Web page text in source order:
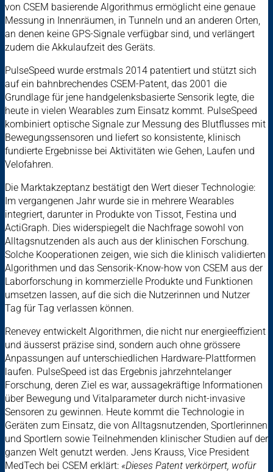
von CSEM basierende Algorithmus ermöglicht eine genaue
Messung in Innenräumen, in Tunneln und an anderen Orten,
an denen keine GPS-Signale verfügbar sind, und verlängert
zudem die Akkulaufzeit des Geräts.
PulseSpeed wurde erstmals 2014 patentiert und stützt sich
auf ein bahnbrechendes CSEM-Patent, das 2001 die
Grundlage für jene handgelenksbasierte Sensorik legte, die
heute in vielen Wearables zum Einsatz kommt. PulseSpeed
kombiniert optische Signale zur Messung des Blutflusses mit
Bewegungssensoren und liefert so konsistente, klinisch
fundierte Ergebnisse bei Aktivitäten wie Gehen, Laufen und
Velofahren.
Die Marktakzeptanz bestätigt den Wert dieser Technologie:
Im vergangenen Jahr wurde sie in mehrere Wearables
integriert, darunter in Produkte von Tissot, Festina und
ActiGraph. Dies widerspiegelt die Nachfrage sowohl von
Alltagsnutzenden als auch aus der klinischen Forschung.
Solche Kooperationen zeigen, wie sich die klinisch validierten
Algorithmen und das Sensorik-Know-how von CSEM aus der
Laborforschung in kommerzielle Produkte und Funktionen
umsetzen lassen, auf die sich die Nutzerinnen und Nutzer
Tag für Tag verlassen können.
Renevey entwickelt Algorithmen, die nicht nur energieeffizient
und äusserst präzise sind, sondern auch ohne grössere
Anpassungen auf unterschiedlichen Hardware-Plattformen
laufen. PulseSpeed ist das Ergebnis jahrzehntelanger
Forschung, deren Ziel es war, aussagekräftige Informationen
über Bewegung und Vitalparameter durch nicht-invasive
Sensoren zu gewinnen. Heute kommt die Technologie in
Geräten zum Einsatz, die von Alltagsnutzenden, Sportlerinnen
und Sportlern sowie Teilnehmenden klinischer Studien auf der
ganzen Welt genutzt werden. Jens Krauss, Vice President
MedTech bei CSEM erklärt: «Dieses Patent verkörpert, wofür